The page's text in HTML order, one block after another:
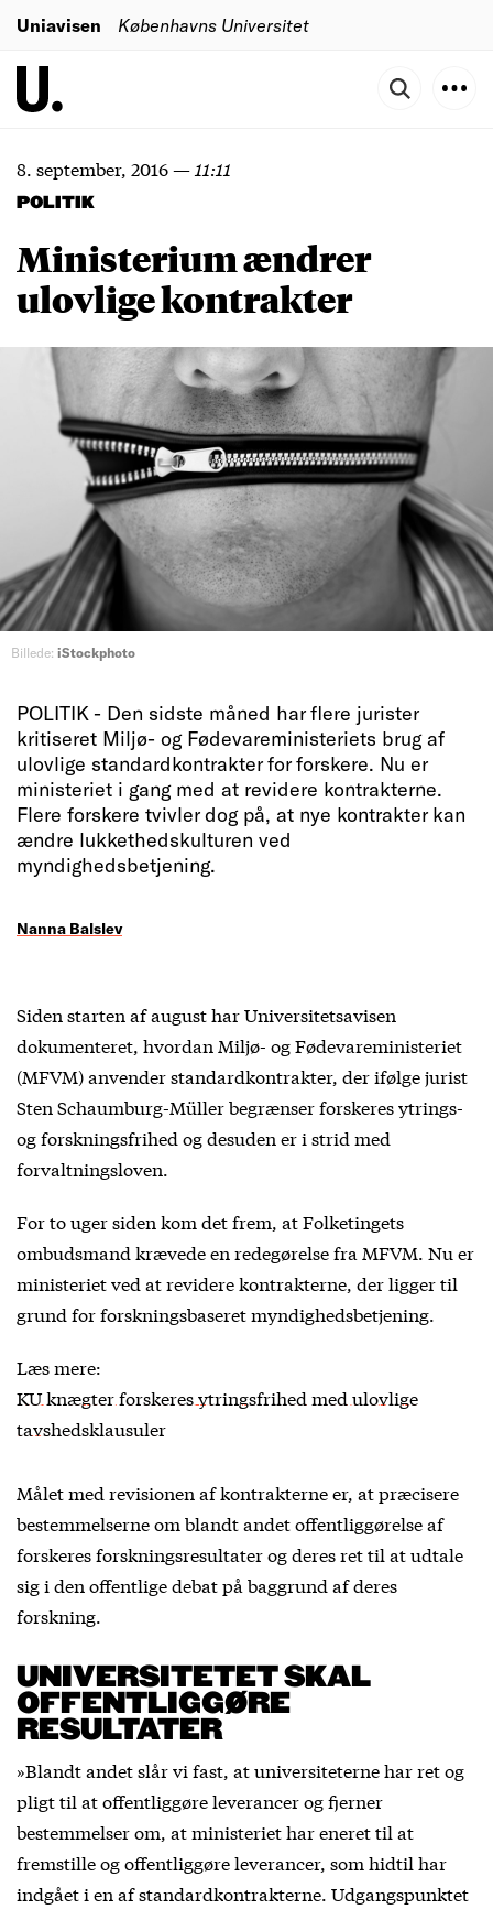
Uniavisen Københavns Universitet
8. september, 2016— 11:11
POLITIK
Ministerium ændrer
ulovlige kontrakter
Billede: iStockphoto
POLITIK - Den sidste måned har flere jurister
kritiseret Miljø- og Fødevareministeriets brug af
ulovlige standardkontrakter for forskere. Nu er
ministeriet i gang med at revidere kontrakterne.
Flere forskere tvivler dog på, at nye kontrakter kan
ændre lukkethedskulturen ved
myndighedsbetjening.
Nanna Balslev
Siden starten af august har Universitetsavisen
dokumenteret, hvordan Miljø- og Fødevareministeriet
(MFVM) anvender standardkontrakter, der ifølge jurist
Sten Schaumburg-Müller begrænser forskeres ytrings-
og forskningsfrihed og desuden er i strid med
forvaltningsloven.
For to uger siden kom det frem, at Folketingets
ombudsmand krævede en redegørelse fra MFVM. Nu er
ministeriet ved at revidere kontrakterne, der ligger til
grund for forskningsbaseret myndighedsbetjening.
Læs mere:
KU knægter forskeres ytringsfrihed med ulovlige
tavshedsklausuler
Målet med revisionen af kontrakterne er, at præcisere
bestemmelserne om blandt andet offentliggørelse af
forskeres forskningsresultater og deres ret til at udtale
sig i den offentlige debat på baggrund af deres
forskning.
UNIVERSITETET SKAL
OFFENTLIGGØRE
RESULTATER
»Blandt andet slår vi fast, at universiteterne har ret og
pligt til at offentliggøre leverancer og fjerner
bestemmelser om, at ministeriet har eneret til at
fremstille og offentliggøre leverancer, som hidtil har
indgået i en af standardkontrakterne. Udgangspunktet